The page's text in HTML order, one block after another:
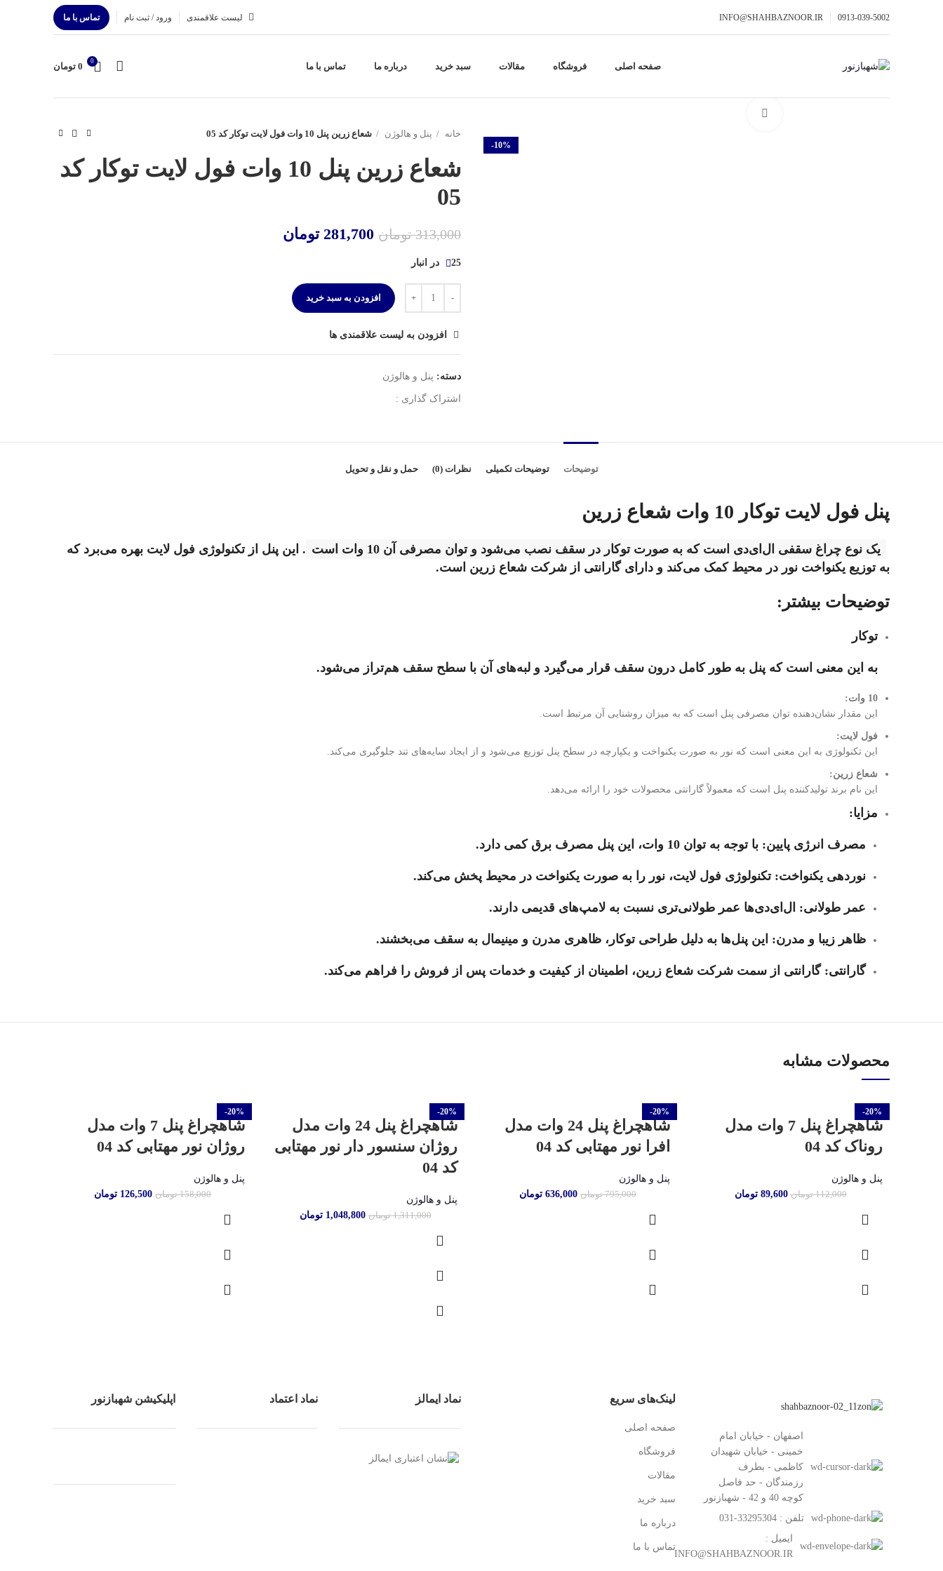
0913-039-5002
INFO@SHAHBAZNOOR.IR لیست علاقمندی ورود / ثبت نام تماس با ما
صفحه اصلی فروشگاه مقالات سبد خرید درباره ما تماس با ما
0
0 تومان
-10%
خانه
پنل و هالوژن شعاع زرین پنل 10 وات فول لایت توکار کد 05
شعاع زرین پنل 10 وات فول لایت توکار کد
05
313,000 تومان 281,700 تومان
25 در انبار
افزودن به سبد خرید
افزودن به لیست علاقمندی ها
دسته: پنل و هالوژن
اشتراک گذاری :
توضیحات توضیحات تکمیلی نظرات (0) حمل و نقل و تحویل
پنل فول لایت توکار 10 وات شعاع زرین
یک نوع چراغ سقفی ال‌ای‌دی است که به صورت توکار در سقف نصب می‌شود و توان مصرفی آن 10 وات است . این پنل از تکنولوژی فول لایت بهره می‌برد که
به توزیع یکنواخت نور در محیط کمک می‌کند و دارای گارانتی از شرکت شعاع زرین است.
توضیحات بیشتر:
توکار
به این معنی است که پنل به طور کامل درون سقف قرار می‌گیرد و لبه‌های آن با سطح سقف هم‌تراز می‌شود.
10 وات:
این مقدار نشان‌دهنده توان مصرفی پنل است که به میزان روشنایی آن مرتبط است.
فول لایت:
این تکنولوژی به این معنی است که نور به صورت یکنواخت و یکپارچه در سطح پنل توزیع می‌شود و از ایجاد سایه‌های تند جلوگیری می‌کند.
شعاع زرین:
این نام برند تولیدکننده پنل است که معمولاً گارانتی محصولات خود را ارائه می‌دهد.
مزایا:
مصرف انرژی پایین: با توجه به توان 10 وات، این پنل مصرف برق کمی دارد.
نوردهی یکنواخت: تکنولوژی فول لایت، نور را به صورت یکنواخت در محیط پخش می‌کند.
عمر طولانی: ال‌ای‌دی‌ها عمر طولانی‌تری نسبت به لامپ‌های قدیمی دارند.
ظاهر زیبا و مدرن: این پنل‌ها به دلیل طراحی توکار، ظاهری مدرن و مینیمال به سقف می‌بخشند.
گارانتی: گارانتی از سمت شرکت شعاع زرین، اطمینان از کیفیت و خدمات پس از فروش را فراهم می‌کند.
محصولات مشابه
-20%
شاهچراغ پنل 7 وات مدل
روناک کد 04
پنل و هالوژن
112,000 تومان 89,600 تومان
-20%
شاهچراغ پنل 24 وات مدل
افرا نور مهتابی کد 04
پنل و هالوژن
795,000 تومان 636,000 تومان
-20%
شاهچراغ پنل 24 وات مدل
روژان سنسور دار نور مهتابی
کد 04
پنل و هالوژن
1,311,000 تومان 1,048,800 تومان
-20%
شاهچراغ پنل 7 وات مدل
روژان نور مهتابی کد 04
پنل و هالوژن
158,000 تومان 126,500 تومان
اصفهان - خیابان امام
خمینی - خیابان شهیدان
کاظمی - بطرف
رزمندگان - حد فاصل
کوچه 40 و 42 - شهبازنور
تلفن : 33295304-031
ایمیل :
INFO@SHAHBAZNOOR.IR
لینک‌های سریع
صفحه اصلی
فروشگاه
مقالات
سبد خرید
درباره ما
تماس با ما
نماد ایمالز نماد اعتماد اپلیکیشن شهبازنور